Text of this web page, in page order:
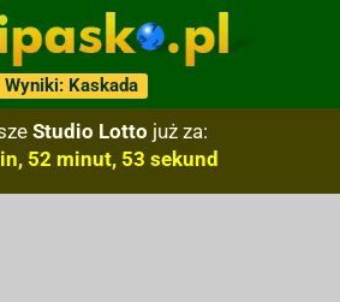
Wyniki: Kaskada
Studio Lotto już za:
52 minut, 52 sekund